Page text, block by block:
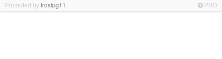
Promoted byfrostpg11 PRO